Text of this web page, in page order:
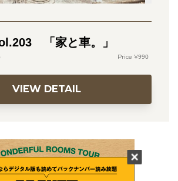
「家と車。」
990
VIEW DETAIL